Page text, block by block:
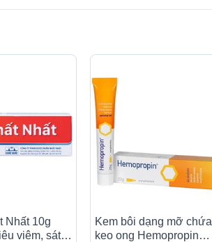
Nhất 10g
viêm, sát
Kem bôi dạng mỡ chứa
keo ong Hemopropin